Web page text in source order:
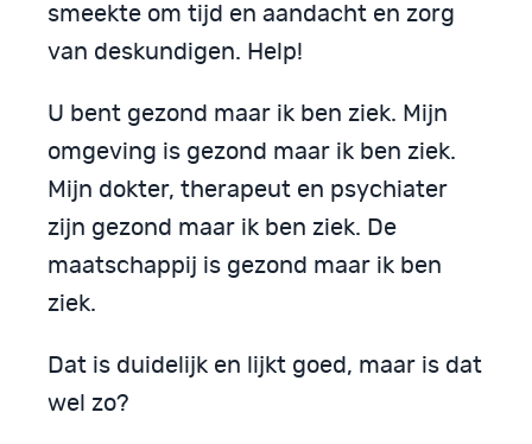
smeekte om tijd en aandacht en zorg
van deskundigen. Help!
U bent gezond maar ik ben ziek. Mijn
omgeving is gezond maar ik ben ziek.
Mijn dokter, therapeut en psychiater
zijn gezond maar ik ben ziek. De
maatschappij is gezond maar ik ben
ziek.
Dat is duidelijk en lijkt goed, maar is dat
wel zo?